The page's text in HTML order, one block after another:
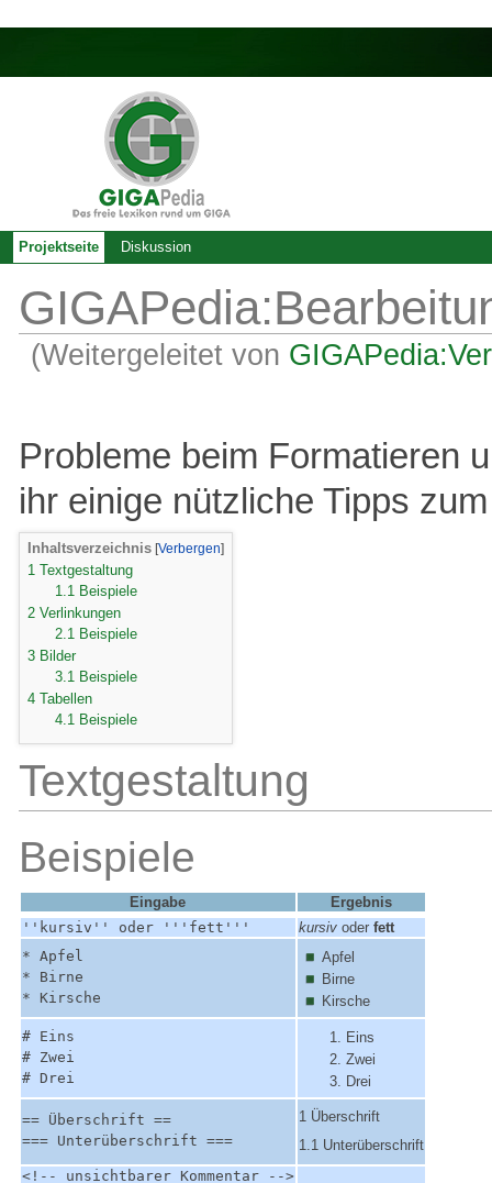
(Weitergeleitet von
Probleme beim Formatieren
ihr einige nützliche Tipps
Inhaltsverzeichnis
1 Textgestaltung
1.1
Beispiele
2 Verlinkungen
2.1 Beispiele
3 Bilder
3.1 Beispiele
4
Tabellen
4.1 Beispiele
Textgestaltung
Beispiele
Eingabe
Ergebnis
''kursiv'' oder '''fett'''
kursiv oder fett
* Apfel
* Birne
* Kirsche
Apfel
Birne
Kirsche
# Eins
# Zwei
# Drei
Eins
Zwei
Drei
== Überschrift ==
=== Unterüberschrift ===
1 Überschrift
1.1 Unterüberschrift
<!-- unsichtbarer Kommentar -->
Projektseite Diskussion